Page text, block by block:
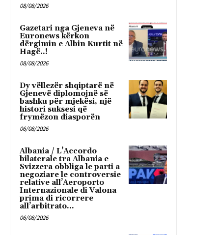
08/08/2026
Gazetari nga Gjeneva në
Euronews kërkon
dërgimin e Albin Kurtit në
Hagë..!
08/08/2026
Dy vëllezër shqiptarë në
Gjenevë diplomojnë së
bashku për mjekësi, një
histori suksesi që
frymëzon diasporën
06/08/2026
Albania / L’Accordo
bilaterale tra Albania e
Svizzera obbliga le parti a
negoziare le controversie
relative all’Aeroporto
Internazionale di Valona
prima di ricorrere
all’arbitrato...
06/08/2026